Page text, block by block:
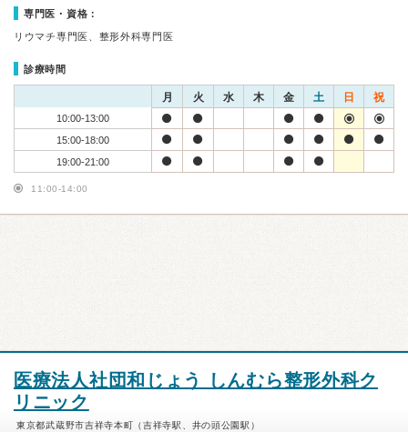
専門医・資格：
リウマチ専門医、整形外科専門医
診療時間
月 火 水 木 金 土 日 祝
10:00-13:00
15:00-18:00
19:00-21:00
11:00-14:00
医療法人社団和じょう しんむら整形外科ク
リニック
東京都武蔵野市吉祥寺本町（吉祥寺駅、井の頭公園駅）